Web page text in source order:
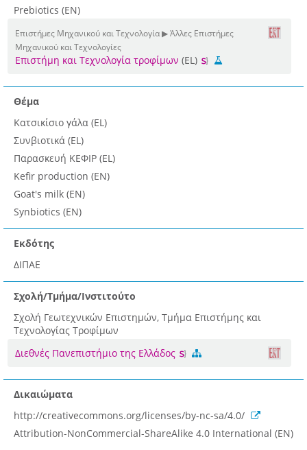
Prebiotics (EN)
Επιστήμες Μηχανικού και Τεχνολογία ▶ Άλλες Επιστήμες
Μηχανικού και Τεχνολογίες
Επιστήμη και Τεχνολογία τροφίμων (EL)
Θέμα
Κατσικίσιο γάλα (EL)
Συνβιοτικά (EL)
Παρασκευή ΚΕΦΙΡ (EL)
Kefir production (EN)
Goat's milk (EN)
Synbiotics (EN)
Εκδότης
ΔΙΠΑΕ
Σχολή/Τμήμα/Ινστιτούτο
Σχολή Γεωτεχνικών Επιστημών, Τμήμα Επιστήμης και
Τεχνολογίας Τροφίμων
Διεθνές Πανεπιστήμιο της Ελλάδος
Δικαιώματα
http://creativecommons.org/licenses/by-nc-sa/4.0/
Attribution-NonCommercial-ShareAlike 4.0 International (EN)